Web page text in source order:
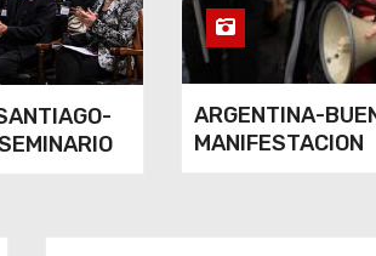
ARGENTINA-
MANIFESTACION